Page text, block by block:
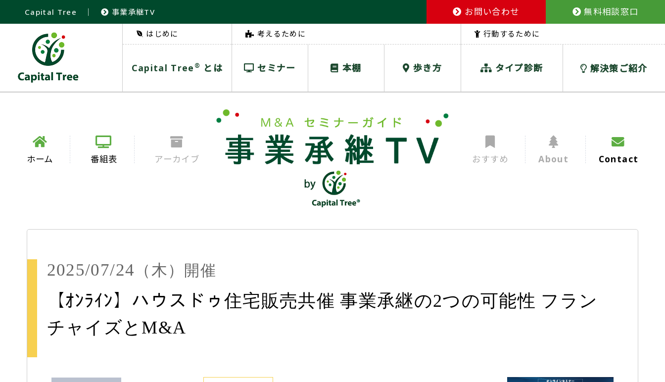
Capital Tree ｜ 事業承継TV お問い合わせ 無料相談窓口
はじめに
Capital Tree ® とは
考えるために
セミナー 本棚 歩き方
行動するために
タイプ診断 解決策ご紹介
ホーム 番組表 アーカイブ おすすめ About Contact
2025/07/24 （木） 開催
【ｵﾝﾗｲﾝ】ハウスドゥ住宅販売共催 事業承継の2つの可能性 フラン
チャイズとM&A